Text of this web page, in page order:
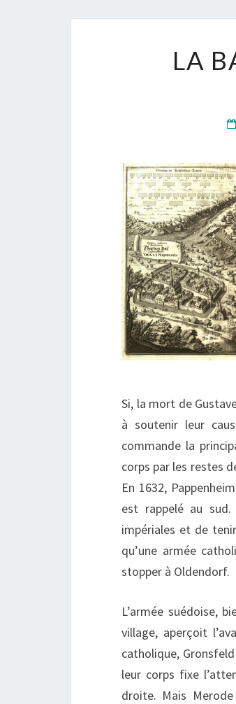
LA
Si, la mort de
à soutenir leur
commande la
corps par les restes
En 1632,
est rappelé au
impériales et de
qu’une armée
stopper à Oldendorf.
L’armée suédoise,
village, aperçoit
catholique,
leur corps fixe
droite. Mais